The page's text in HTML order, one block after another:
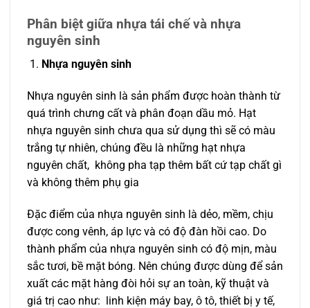
Phân biệt giữa nhựa tái chế và nhựa
nguyên sinh
Nhựa nguyên sinh
Nhựa nguyên sinh là sản phẩm được hoàn thành từ
quá trình chưng cất và phân đoạn dầu mỏ. Hạt
nhựa nguyên sinh chưa qua sử dụng thì sẽ có màu
trắng tự nhiên, chúng đều là những hạt nhựa
nguyên chất, không pha tạp thêm bất cứ tạp chất gì
và không thêm phụ gia
Đặc điểm của nhựa nguyên sinh là dẻo, mềm, chịu
được cong vênh, áp lực và có độ đàn hồi cao. Do
thành phẩm của nhựa nguyên sinh có độ mịn, màu
sắc tươi, bề mặt bóng. Nên chúng được dùng để sản
xuất các mặt hàng đòi hỏi sự an toàn, kỹ thuật và
giá trị cao như: linh kiện máy bay, ô tô, thiết bị y tế,